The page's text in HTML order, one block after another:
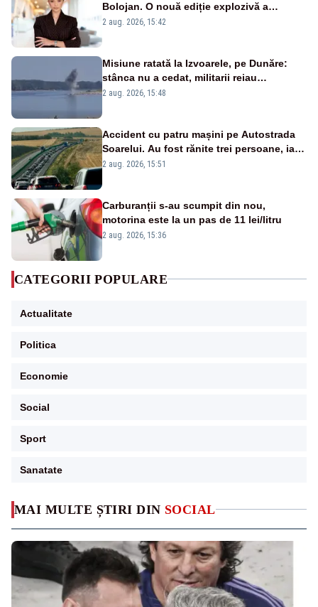
MAI MULTE ȘTIRI DIN SOCIAL
Bolojan. O nouă ediție explozivă a
emisiunii „Miza Zilei” la Realitatea PLUS
2 aug. 2026, 15:42
Misiune ratată la Izvoarele, pe Dunăre:
stânca nu a cedat, militarii reiau
detonările luni – VIDEO
2 aug. 2026, 15:48
Accident cu patru mașini pe Autostrada
Soarelui. Au fost rănite trei persoane, iar
traficul se desfășoară cu dificultate
2 aug. 2026, 15:51
Carburanții s-au scumpit din nou,
motorina este la un pas de 11 lei/litru
2 aug. 2026, 15:36
CATEGORII POPULARE
Actualitate
Politica
Economie
Social
Sport
Sanatate